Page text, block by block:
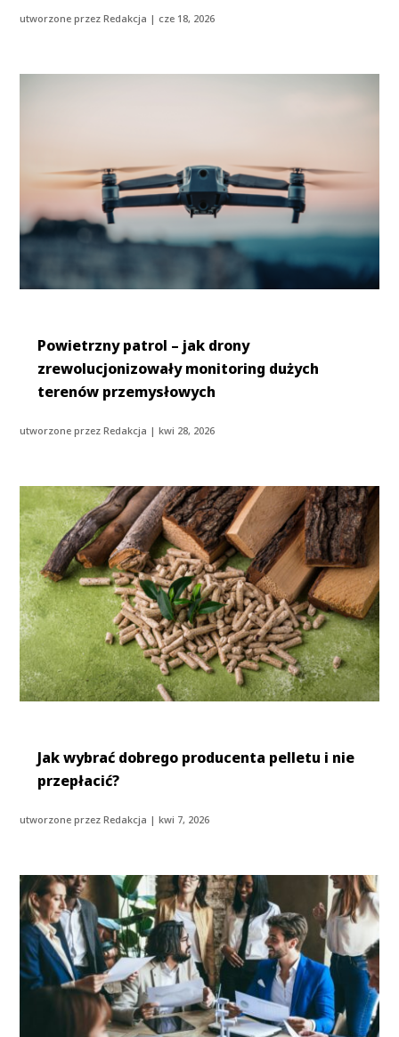
utworzone przezRedakcja | cze 18, 2026
Powietrzny patrol – jak drony
zrewolucjonizowały monitoring dużych
terenów przemysłowych
utworzone przezRedakcja |kwi 28, 2026
Jak wybrać dobrego producenta pelletu i nie
przepłacić?
utworzone przezRedakcja |kwi 7, 2026